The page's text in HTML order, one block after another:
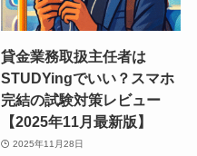
貸金業務取扱主任者は
STUDYingでいい？スマホ
完結の試験対策レビュー
【2025年11月最新版】
2025年11月28日